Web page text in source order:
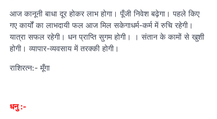
आज कानूनी बाधा दूर होकर लाभ होगा। पूँजी निवेश बढ़ेगा। पहले किए
गए कार्यों का लाभदायी फल आज मिल सकेगाधर्म-कर्म में रुचि रहेगी।
यात्रा सफल रहेगी। धन प्राप्ति सुगम होगी। । संतान के कामों से खुशी
होगी। व्यापार-व्यवसाय में तरक्की होगी।
राशिरत्न:- मूँगा
धनु :-